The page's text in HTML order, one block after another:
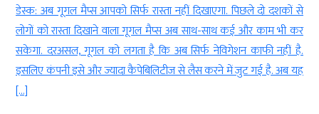
डेस्क: अब गूगल मैप्स आपको सिर्फ रास्ता नहीं दिखाएगा. पिछले दो दशकों से
लोगों को रास्ता दिखाने वाला गूगल मैप्स अब साथ-साथ कई और काम भी कर
सकेगा. दरअसल, गूगल को लगता है कि अब सिर्फ नेविगेशन काफी नहीं है.
इसलिए कंपनी इसे और ज्यादा कैपेबिलिटीज से लैस करने में जुट गई है. अब यह
[…]